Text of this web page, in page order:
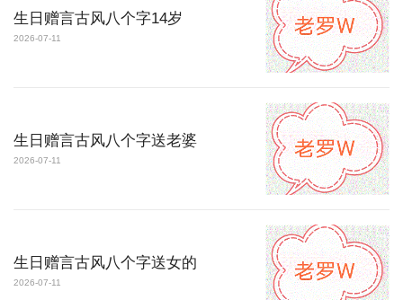
生日赠言古风八个字14岁
2026-07-11
生日赠言古风八个字送老婆
2026-07-11
生日赠言古风八个字送女的
2026-07-11